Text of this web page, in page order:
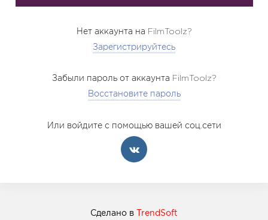
Нет аккаунта на FilmToolz?
Зарегистрируйтесь
Забыли пароль от аккаунта FilmToolz?
Восстановите пароль
Или войдите с помощью вашей соц.сети
Сделано в TrendSoft